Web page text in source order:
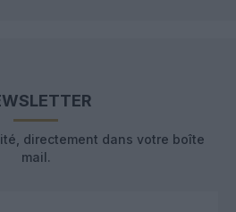
directement dans votre boîte
mail.